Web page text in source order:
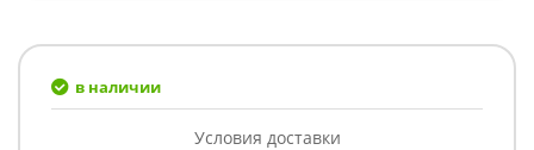
в наличии
Условия доставки